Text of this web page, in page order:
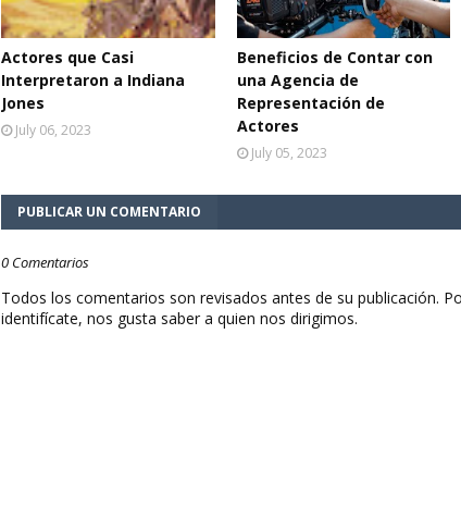
Actores que Casi
Interpretaron a Indiana
Jones
July 06, 2023
Beneficios de Contar con
una Agencia de
Representación de
Actores
July 05, 2023
PUBLICAR UN COMENTARIO
0 Comentarios
Todos los comentarios son revisados antes de su publicación.
identifícate, nos gusta saber a quien nos dirigimos.